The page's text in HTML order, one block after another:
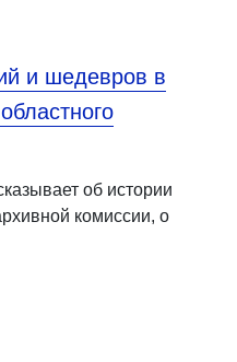
и шедевров в
об истории
комиссии, о